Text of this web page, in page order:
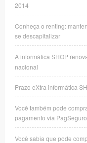
2014
Conheça o renting:
se descapitalizar
A informática SHOP
nacional
Prazo eXtra informática
Você também pode
pagamento via PagSeguro.
Você sabia que pode